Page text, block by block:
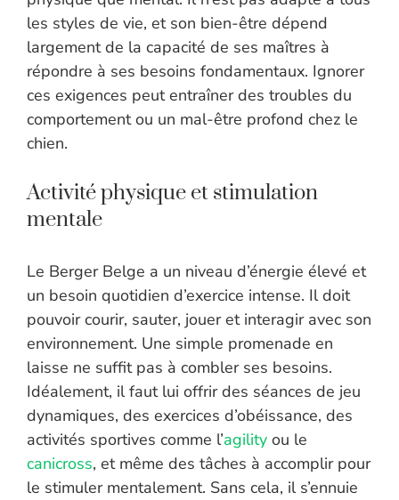
les styles de vie, et son bien-être dépend
largement de la capacité de ses maîtres à
répondre à ses besoins fondamentaux. Ignorer
ces exigences peut entraîner des troubles du
comportement ou un mal-être profond chez le
chien.
Activité physique et stimulation
mentale
Le Berger Belge a un niveau d’énergie élevé et
un besoin quotidien d’exercice intense. Il doit
pouvoir courir, sauter, jouer et interagir avec son
environnement. Une simple promenade en
laisse ne suffit pas à combler ses besoins.
Idéalement, il faut lui offrir des séances de jeu
dynamiques, des exercices d’obéissance, des
activités sportives comme l’agility ou le
canicross, et même des tâches à accomplir pour
le stimuler mentalement. Sans cela, il s’ennuie